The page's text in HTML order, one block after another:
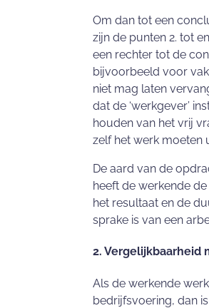
Om dan tot een
zijn de punten 2. tot
een rechter tot de
bijvoorbeeld voor
niet mag laten
dat de ‘werkgever’
houden van het vrij
zelf het werk moeten
De aard van de
heeft de werkende
het resultaat en de
sprake is van een
2. Vergelijkbaarheid
Als de werkende
bedrijfsvoering, dan